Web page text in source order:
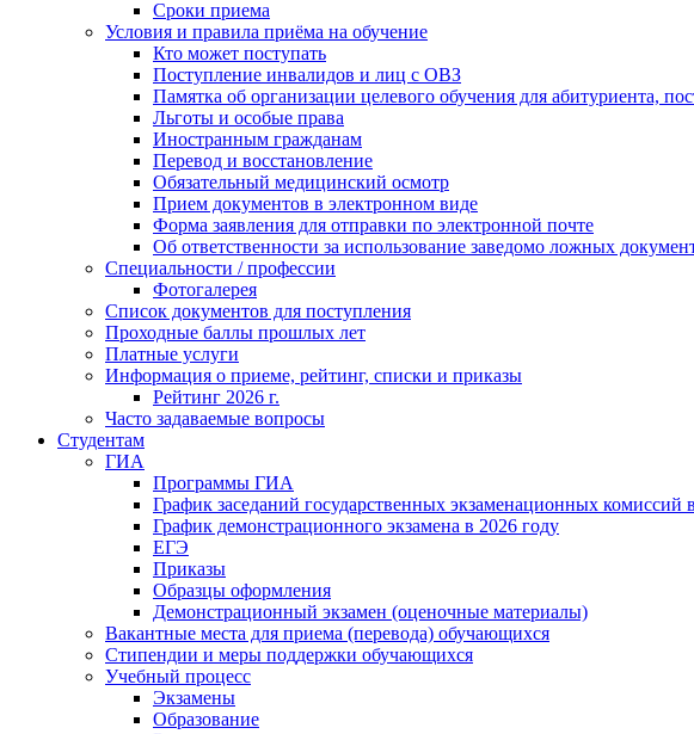
Сроки приема
Условия и правила приёма на обучение
Кто может поступать
Поступление инвалидов и лиц с ОВЗ
Памятка об организации целевого обучения для абитуриента,
Льготы и особые права
Иностранным гражданам
Перевод и восстановление
Обязательный медицинский осмотр
Прием документов в электронном виде
Форма заявления для отправки по электронной почте
Об ответственности за использование заведомо ложных
Специальности / профессии
Фотогалерея
Список документов для поступления
Проходные баллы прошлых лет
Платные услуги
Информация о приеме, рейтинг, списки и приказы
Рейтинг 2026 г.
Часто задаваемые вопросы
Студентам
ГИА
Программы ГИА
График заседаний государственных экзаменационных комиссий
График демонстрационного экзамена в 2026 году
ЕГЭ
Приказы
Образцы оформления
Демонстрационный экзамен (оценочные материалы)
Вакантные места для приема (перевода) обучающихся
Стипендии и меры поддержки обучающихся
Учебный процесс
Экзамены
Образование